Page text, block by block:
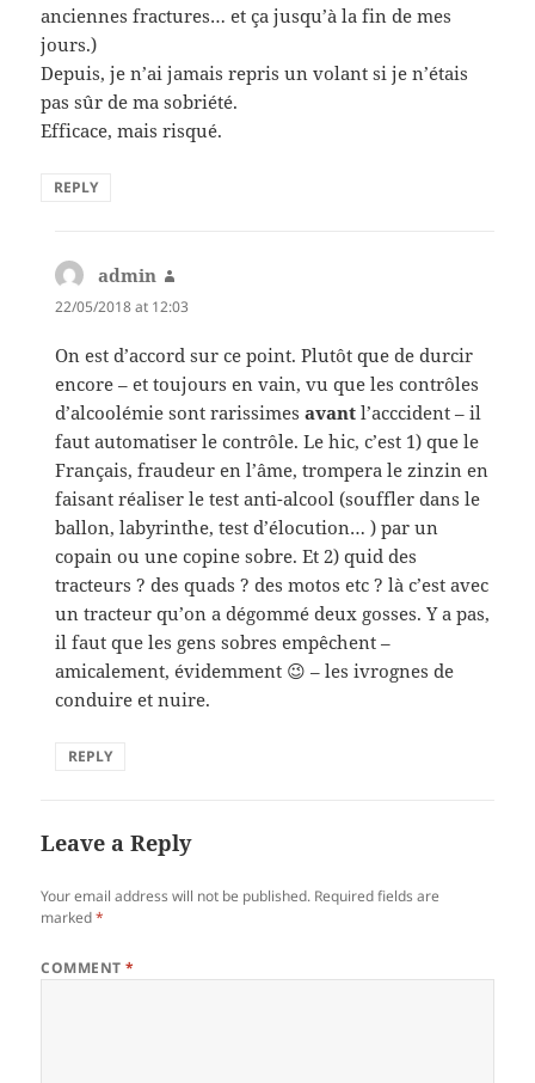
anciennes fractures… et ça jusqu’à la fin de mes
jours.)
Depuis, je n’ai jamais repris un volant si je n’étais
pas sûr de ma sobriété.
Efficace, mais risqué.
REPLY
admin
22/05/2018 at 12:03
On est d’accord sur ce point. Plutôt que de durcir
encore – et toujours en vain, vu que les contrôles
d’alcoolémie sont rarissimesavant l’acccident – il
faut automatiser le contrôle. Le hic, c’est 1) que le
Français, fraudeur en l’âme, trompera le zinzin en
faisant réaliser le test anti-alcool (souffler dans le
ballon, labyrinthe, test d’élocution… ) par un
copain ou une copine sobre. Et 2) quid des
tracteurs ? des quads ? des motos etc ? là c’est avec
un tracteur qu’on a dégommé deux gosses. Y a pas,
il faut que les gens sobres empêchent –
amicalement, évidemment 😉 – les ivrognes de
conduire et nuire.
REPLY
Leave a Reply
Your email address will not be published. Required fields are
marked*
COMMENT*